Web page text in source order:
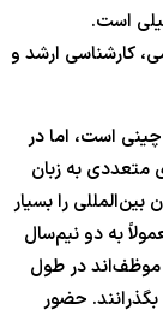
است.
کارشناسی ارشد و
است، اما در
متعددی به زبان
را بسیار
به دو نیم‌سال
موظف‌اند در طول
حضور